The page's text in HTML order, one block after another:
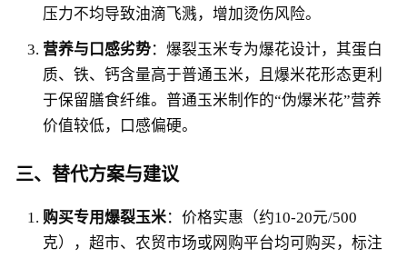
压力不均导致油滴飞溅，增加烫伤风险。
营养与口感劣势：爆裂玉米专为爆花设计，其蛋白
质、铁、钙含量高于普通玉米，且爆米花形态更利
于保留膳食纤维。普通玉米制作的“伪爆米花”营养
价值较低，口感偏硬。
三、替代方案与建议
购买专用爆裂玉米：价格实惠（约10-20元/500
克），超市、农贸市场或网购平台均可购买，标注